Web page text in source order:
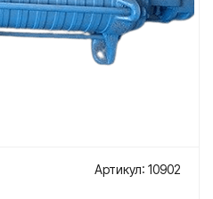
Артикул: 10902